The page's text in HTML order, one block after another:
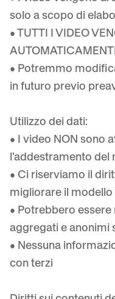
solo a scopo di
• TUTTI I VIDEO
• Potremmo
in futuro previo
Utilizzo dei dati:
• I video NON sono
l'addestramento del
• Ci riserviamo il
migliorare il modello
• Potrebbero
aggregati e anonimi
• Nessuna
con terzi